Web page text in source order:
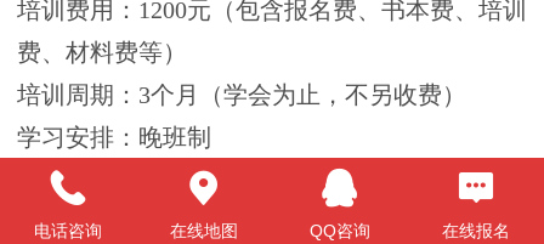
培训费用：1200元（包含报名费、书本费、培训
费、材料费等）
培训周期：3个月（学会为止，不另收费）
学习安排：晚班制
开课时间：
报名资料：身份证原件、两寸免冠彩照2张、会
电话咨询 在线地图 QQ咨询 在线报名